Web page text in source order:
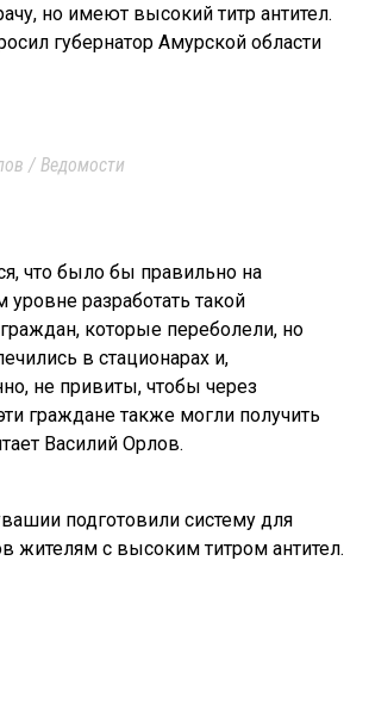
но имеют высокий титр антител.
губернатор Амурской области
/ Ведомости
что было бы правильно на
разработать такой
которые переболели, но
в стационарах и,
не привиты, чтобы через
граждане также могли получить
Василий Орлов.
подготовили систему для
жителям с высоким титром антител.